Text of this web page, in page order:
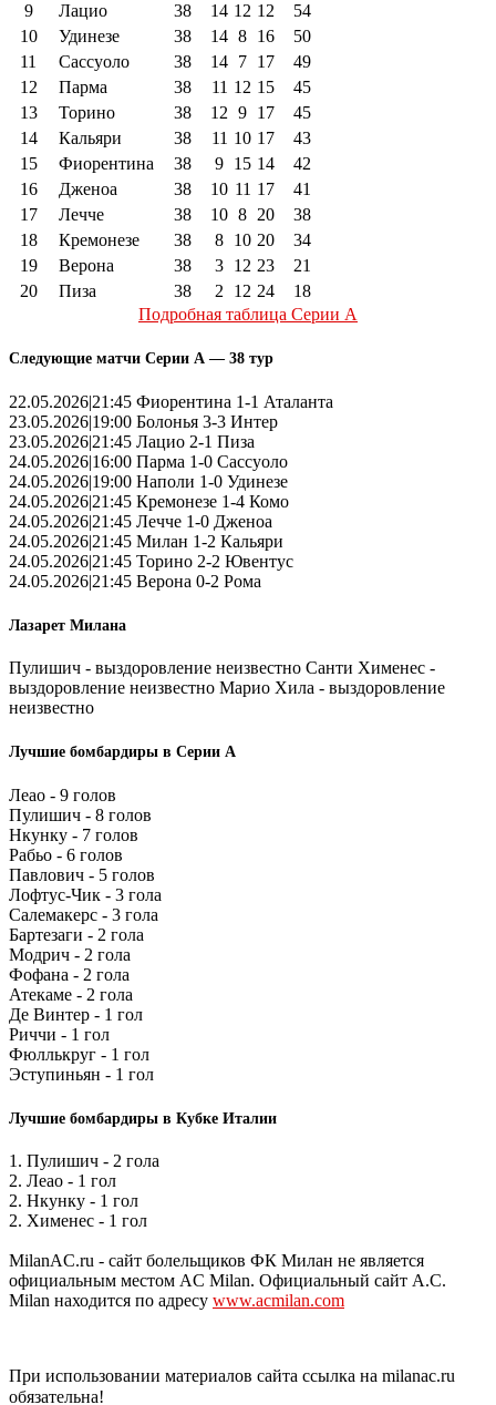
9
Лацио 38 14 12 12
54
10
Удинезе 38 14 8 16
50
11
Сассуоло 38 14 7 17
49
12
Парма 38 11 12 15
45
13
Торино 38 12 9 17
45
14
Кальяри 38 11 10 17
43
15
Фиорентина 38 9 15 14
42
16
Дженоа 38 10 11 17
41
17
Лечче 38 10 8 20
38
18
Кремонезе 38 8 10 20
34
19
Верона 38 3 12 23
21
20
Пиза 38 2 12 24
18
Подробная таблица Серии А
Следующие матчи Серии А — 38 тур
22.05.2026|21:45 Фиорентина 1-1 Аталанта
23.05.2026|19:00 Болонья 3-3 Интер
23.05.2026|21:45 Лацио 2-1 Пиза
24.05.2026|16:00 Парма 1-0 Сассуоло
24.05.2026|19:00 Наполи 1-0 Удинезе
24.05.2026|21:45 Кремонезе 1-4 Комо
24.05.2026|21:45 Лечче 1-0 Дженоа
24.05.2026|21:45 Милан 1-2 Кальяри
24.05.2026|21:45 Торино 2-2 Ювентус
24.05.2026|21:45 Верона 0-2 Рома
Лазарет Милана
Пулишич - выздоровление неизвестно Санти Хименес -
выздоровление неизвестно Марио Хила - выздоровление
неизвестно
Лучшие бомбардиры в Серии А
Леао - 9 голов
Пулишич - 8 голов
Нкунку - 7 голов
Рабьо - 6 голов
Павлович - 5 голов
Лофтус-Чик - 3 гола
Салемакерс - 3 гола
Бартезаги - 2 гола
Модрич - 2 гола
Фофана - 2 гола
Атекаме - 2 гола
Де Винтер - 1 гол
Риччи - 1 гол
Фюллькруг - 1 гол
Эступиньян - 1 гол
Лучшие бомбардиры в Кубке Италии
1. Пулишич - 2 гола
2. Леао - 1 гол
2. Нкунку - 1 гол
2. Хименес - 1 гол
MilanAC.ru - сайт болельщиков ФК Милан не является
официальным местом AC Milan. Официальный сайт A.C.
Milan находится по адресу www.acmilan.com
При использовании материалов сайта ссылка на milanac.ru
обязательна!